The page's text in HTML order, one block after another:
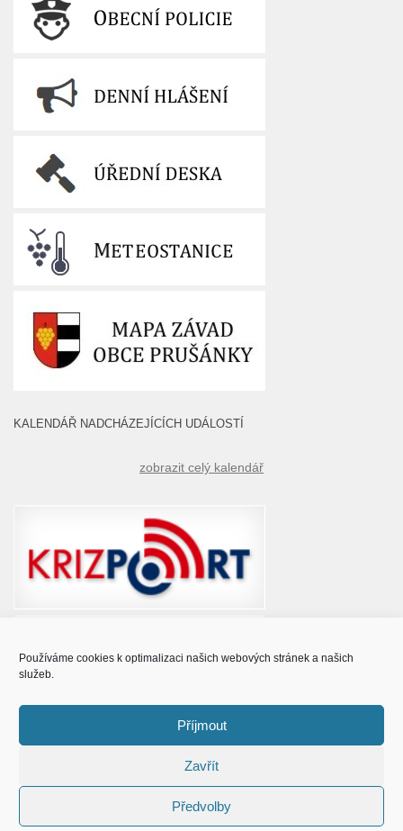
Používáme cookies k optimalizaci našich webových stránek a našich
služeb.
Příjmout
Zavřít
Předvolby
KALENDÁŘ NADCHÁZEJÍCÍCH UDÁLOSTÍ
zobrazit celý kalendář
© Obec Prušánky 2015 - 2023